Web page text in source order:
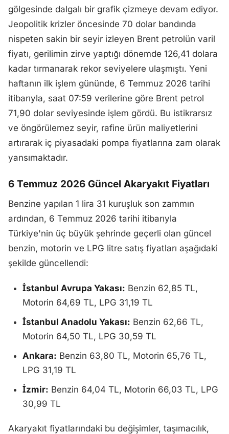
gölgesinde dalgalı bir grafik çizmeye devam ediyor.
Jeopolitik krizler öncesinde 70 dolar bandında
nispeten sakin bir seyir izleyen Brent petrolün varil
fiyatı, gerilimin zirve yaptığı dönemde 126,41 dolara
kadar tırmanarak rekor seviyelere ulaşmıştı. Yeni
haftanın ilk işlem gününde, 6 Temmuz 2026 tarihi
itibarıyla, saat 07:59 verilerine göre Brent petrol
71,90 dolar seviyesinde işlem gördü. Bu istikrarsız
ve öngörülemez seyir, rafine ürün maliyetlerini
artırarak iç piyasadaki pompa fiyatlarına zam olarak
yansımaktadır.
6 Temmuz 2026 Güncel Akaryakıt Fiyatları
Benzine yapılan 1 lira 31 kuruşluk son zammın
ardından, 6 Temmuz 2026 tarihi itibarıyla
Türkiye'nin üç büyük şehrinde geçerli olan güncel
benzin, motorin ve LPG litre satış fiyatları aşağıdaki
şekilde güncellendi:
İstanbul Avrupa Yakası: Benzin 62,85 TL,
Motorin 64,69 TL, LPG 31,19 TL
İstanbul Anadolu Yakası: Benzin 62,66 TL,
Motorin 64,50 TL, LPG 30,59 TL
Ankara: Benzin 63,80 TL, Motorin 65,76 TL,
LPG 31,19 TL
İzmir: Benzin 64,04 TL, Motorin 66,03 TL, LPG
30,99 TL
Akaryakıt fiyatlarındaki bu değişimler, taşımacılık,